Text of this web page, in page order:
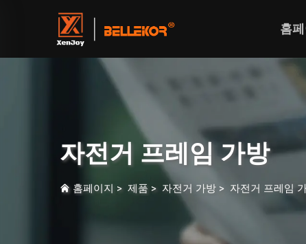
홈
자전거 프레임 가방
홈페이지 > 제품 > 자전거 가방 > 자전거 프레임